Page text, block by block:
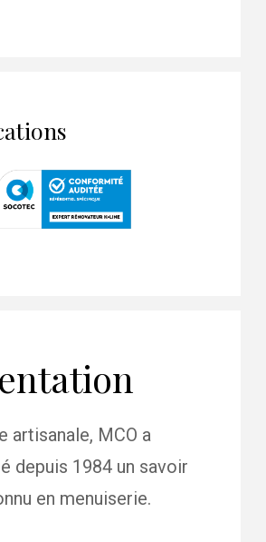
artisanale, MCO a
depuis 1984 un savoir
en menuiserie.